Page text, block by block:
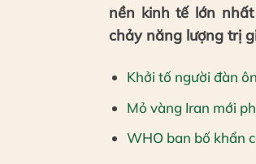
nền kinh tế lớn
chảy năng lượng trị
Khởi tố người đàn
Mỏ vàng Iran mới
WHO ban bố khẩn